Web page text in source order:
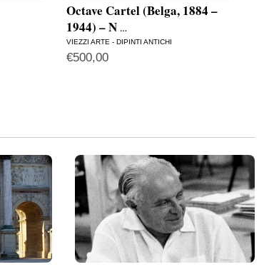
Octave Cartel (Belga, 1884 –
1944) – N …
VIEZZI ARTE - DIPINTI ANTICHI
€500,00